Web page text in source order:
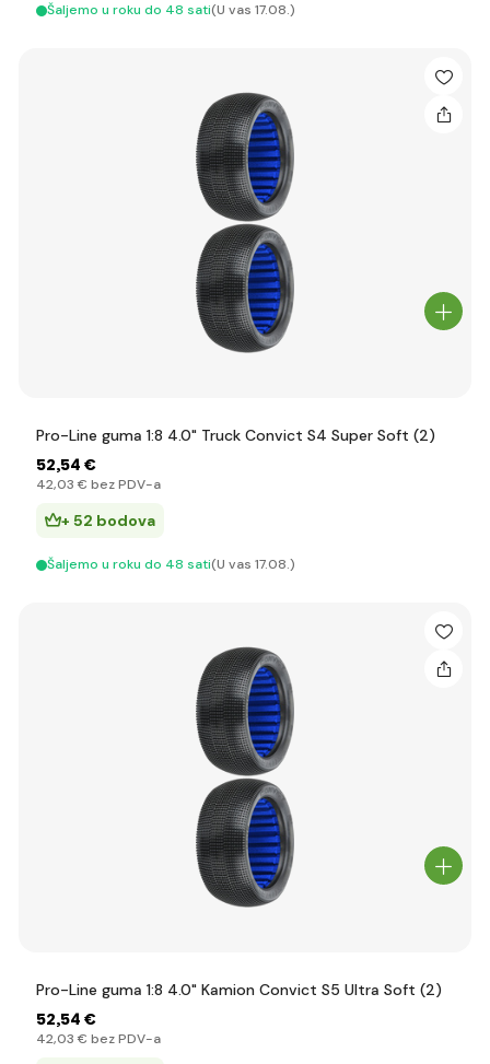
Šaljemo u roku do 48 sati(U vas 17.08.)
Pro-Line guma 1:8 4.0" Truck Convict S4 Super Soft (2)
52,54 €
42,03 € bez PDV-a
+ 52 bodova
Šaljemo u roku do 48 sati(U vas 17.08.)
Pro-Line guma 1:8 4.0" Kamion Convict S5 Ultra Soft (2)
52,54 €
42,03 € bez PDV-a